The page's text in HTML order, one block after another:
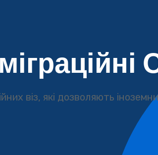
віз, які дозволяють